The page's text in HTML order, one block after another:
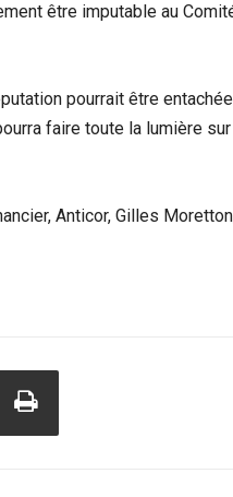
être imputable au
pourrait être entachée
faire toute la lumière sur
Anticor, Gilles